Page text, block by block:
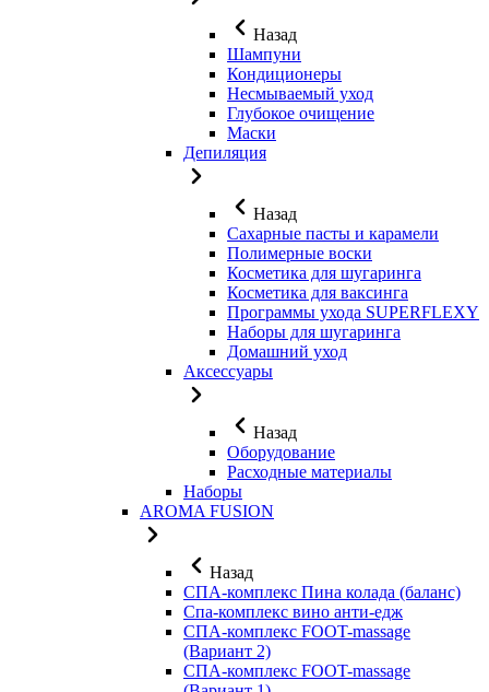
Назад
Шампуни
Кондиционеры
Несмываемый уход
Глубокое очищение
Маски
Депиляция
Назад
Сахарные пасты и карамели
Полимерные воски
Косметика для шугаринга
Косметика для ваксинга
Программы ухода SUPERFLEXY
Наборы для шугаринга
Домашний уход
Аксессуары
Назад
Оборудование
Расходные материалы
Наборы
AROMA FUSION
Назад
СПА-комплекс Пина колада (баланс)
Cпа-комплекс вино анти-едж
СПА-комплекс FOOT-massage
(Вариант 2)
СПА-комплекс FOOT-massage